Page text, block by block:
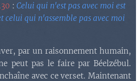
: Celui qui n'est pas avec moi est
celui qui n'assemble pas avec moi
par un raisonnement humain,
peut pas le faire par Béelzébul.
avec ce verset. Maintenant